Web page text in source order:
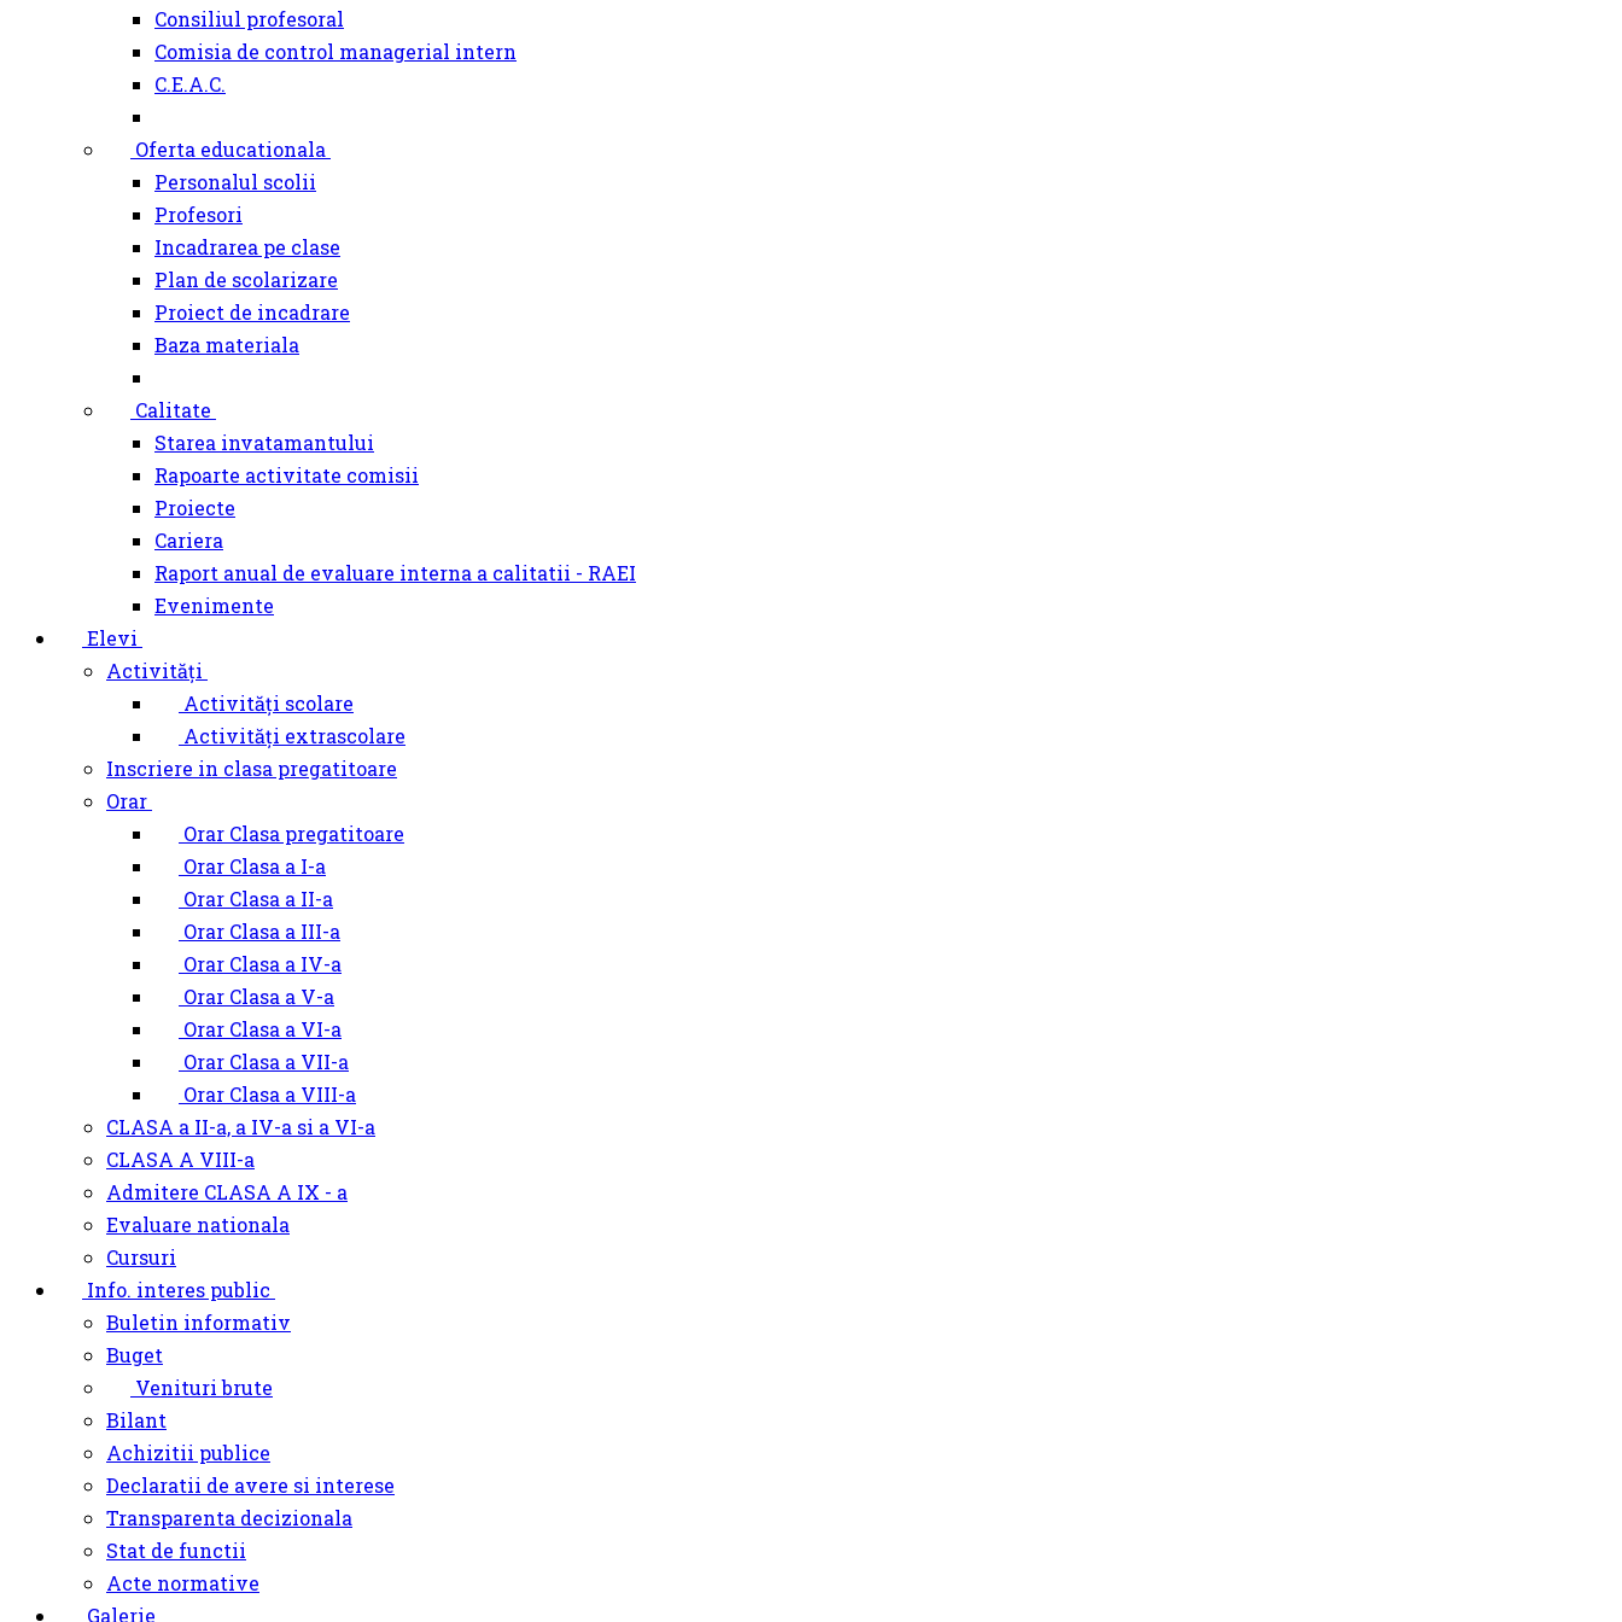
Consiliul profesoral
Comisia de control managerial intern
C.E.A.C.
Oferta educationala
Personalul scolii
Profesori
Incadrarea pe clase
Plan de scolarizare
Proiect de incadrare
Baza materiala
Calitate
Starea invatamantului
Rapoarte activitate comisii
Proiecte
Cariera
Raport anual de evaluare interna a calitatii - RAEI
Evenimente
Elevi
Activități
Activități scolare
Activități extrascolare
Inscriere in clasa pregatitoare
Orar
Orar Clasa pregatitoare
Orar Clasa a I-a
Orar Clasa a II-a
Orar Clasa a III-a
Orar Clasa a IV-a
Orar Clasa a V-a
Orar Clasa a VI-a
Orar Clasa a VII-a
Orar Clasa a VIII-a
CLASA a II-a, a IV-a si a VI-a
CLASA A VIII-a
Admitere CLASA A IX - a
Evaluare nationala
Cursuri
Info. interes public
Buletin informativ
Buget
Venituri brute
Bilant
Achizitii publice
Declaratii de avere si interese
Transparenta decizionala
Stat de functii
Acte normative
Galerie